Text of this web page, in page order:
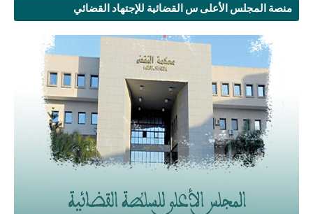
منصة المجلس الأعلى س القضائية للإجتهاد القضائي